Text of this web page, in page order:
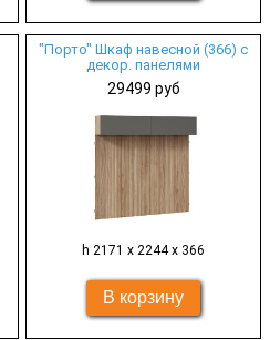
"Порто" Шкаф навесной (366) с
декор. панелями
29499 руб
h 2171 х 2244 х 366